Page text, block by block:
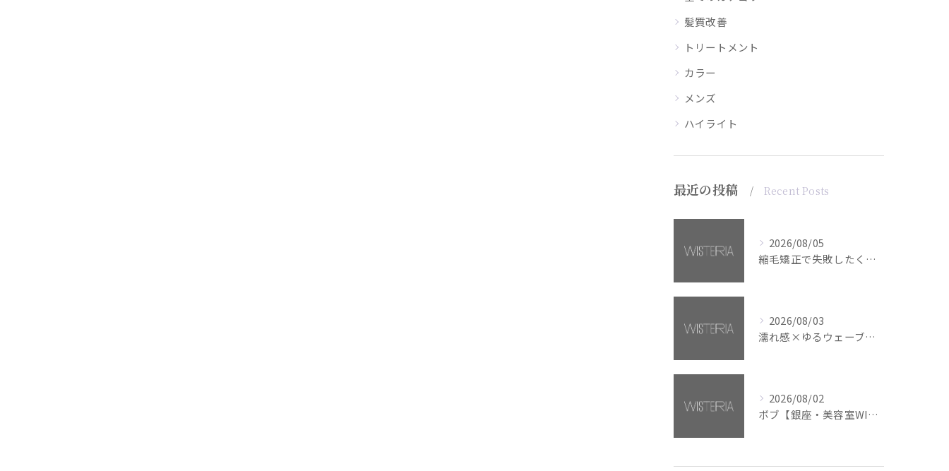
髪質改善
トリートメント
カラー
メンズ
ハイライト
最近の投稿 Recent Posts
2026/08/05
縮毛矯正で失敗したくない方へ【銀座・美容室WISTERIA】
2026/08/03
濡れ感×ゆるウェーブミディアム【銀座・美容室WISTERIA】
2026/08/02
ボブ【銀座・美容室WISTERIA】